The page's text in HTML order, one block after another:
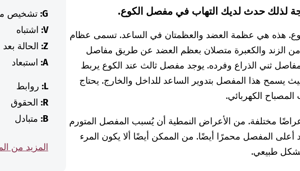
لذلك حدث لديك التهاب في مفصل الكوع.
الكوع. هذه هي عظمة العضد والعظمتان في الساعد. تسمى عظام
من الزند والكعبرة متصلان بعظم العضد عن طريق مفاصل
ثني الذراع وفرده. يوجد مفصل ثالث عند الكوع يربط
يسمح هذا المفصل بتدوير الساعد للداخل والخارج. يحتاج
الكهربائي.
مختلفة. من الأعراض النمطية أن يُسبب المفصل المتورم
أعلى المفصل محمرًا أيضًا. من الممكن أيضًا ألا يكون المرء
طبيعي.
G: تشخيص
V: اشتباه
Z: الحالة بعد
A: استبعاد
L: روابط
R: الحقوق
B: متبادل
المزيد من